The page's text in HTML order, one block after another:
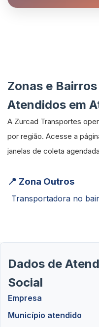
Zonas e
Atendidos em
A Zurcad Transportes
por região. Acesse a
janelas de coleta
📍 Zona Outros
Transportadora no
Dados de
Social
Empresa
Município atendido